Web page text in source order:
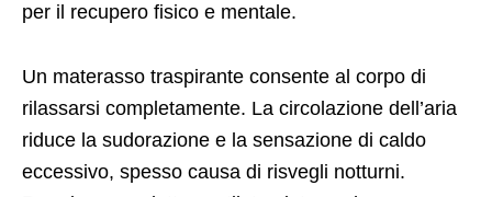
per il recupero fisico e mentale.
Un materasso traspirante consente al corpo di
rilassarsi completamente. La circolazione dell’aria
riduce la sudorazione e la sensazione di caldo
eccessivo, spesso causa di risvegli notturni.